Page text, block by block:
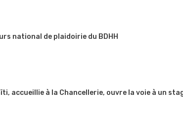
national de plaidoirie du BDHH
accueillie à la Chancellerie, ouvre la voie à un